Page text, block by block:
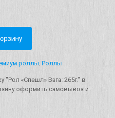
роллы, Роллы
"Рол «Спешл» Вага: 265г." в
оформить самовывоз и